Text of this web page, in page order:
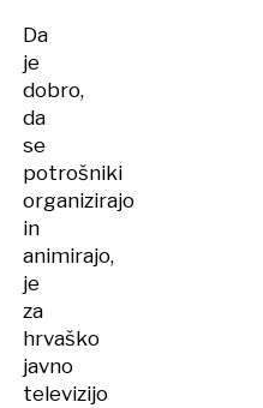
Da
je
dobro,
da
se
potrošniki
organizirajo
in
animirajo,
je
za
hrvaško
javno
televizijo